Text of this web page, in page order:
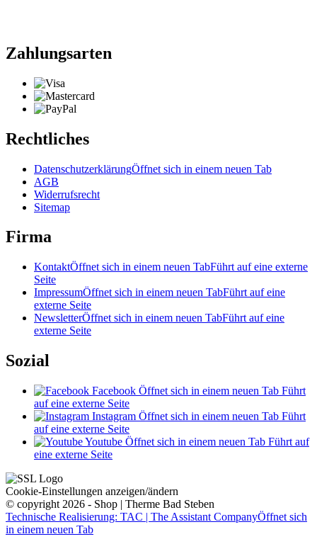
Zahlungsarten
Rechtliches
DatenschutzerklärungÖffnet sich in einem neuen Tab
AGB
Widerrufsrecht
Sitemap
Firma
KontaktÖffnet sich in einem neuen TabFührt auf eine externe
Seite
ImpressumÖffnet sich in einem neuen TabFührt auf eine
externe Seite
NewsletterÖffnet sich in einem neuen TabFührt auf eine
externe Seite
Sozial
Facebook Öffnet sich in einem neuen Tab Führt
auf eine externe Seite
Instagram Öffnet sich in einem neuen Tab Führt
auf eine externe Seite
Youtube Öffnet sich in einem neuen Tab Führt auf
eine externe Seite
Cookie-Einstellungen anzeigen/ändern
© copyright 2026 - Shop | Therme Bad Steben
Technische Realisierung: TAC | The Assistant CompanyÖffnet sich
in einem neuen Tab